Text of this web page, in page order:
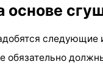
основе
следующие
обязательно